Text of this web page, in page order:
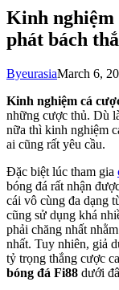
Kinh nghiệm
phát bách
ByeurasiaMarch 6,
Kinh nghiệm cá
những cược thủ. Dù
nữa thì kinh nghiệm
ai cũng rất yêu cầu.
Đặc biệt lúc tham gia
bóng đá rất nhận
cái vô cùng đa dạng
cũng sử dụng khá
phải chăng nhất
nhất. Tuy nhiên, giả
tỷ trọng thắng cược
bóng đá Fi88 dưới